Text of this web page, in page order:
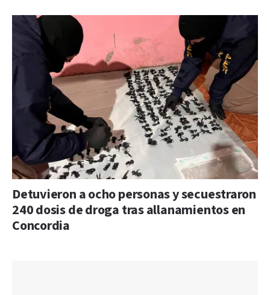
Detuvieron a ocho personas y secuestraron
240 dosis de droga tras allanamientos en
Concordia